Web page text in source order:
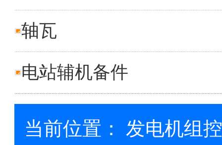
轴瓦
电站辅机备件
当前位置： 发电机组